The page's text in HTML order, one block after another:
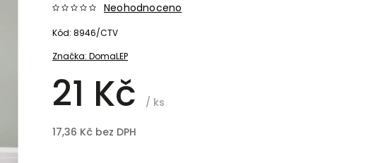
Značka: DomaLEP
Neohodnoceno
21 Kč / ks
17,36 Kč bez DPH
Kód: 8946/CTV